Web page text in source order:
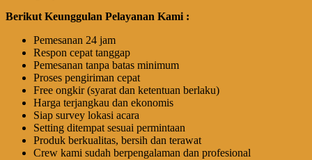
Berikut Keunggulan Pelayanan Kami :
Pemesanan 24 jam
Respon cepat tanggap
Pemesanan tanpa batas minimum
Proses pengiriman cepat
Free ongkir (syarat dan ketentuan berlaku)
Harga terjangkau dan ekonomis
Siap survey lokasi acara
Setting ditempat sesuai permintaan
Produk berkualitas, bersih dan terawat
Crew kami sudah berpengalaman dan profesional